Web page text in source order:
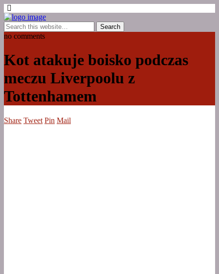
no comments
Kot atakuje boisko podczas
meczu Liverpoolu z
Tottenhamem
Share Tweet Pin Mail